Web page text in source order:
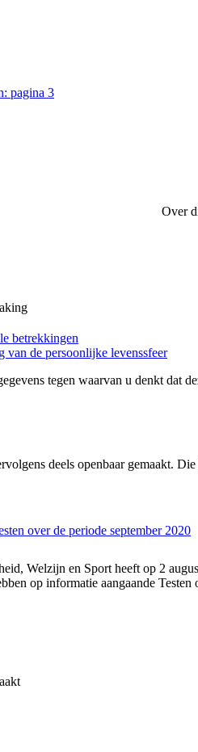
pagina 3
Over
betrekkingen
van de persoonlijke levenssfeer
tegen waarvan u denkt dat
deels openbaar gemaakt.
over de periode september 2020
Welzijn en Sport heeft op 2
op informatie aangaande Testen